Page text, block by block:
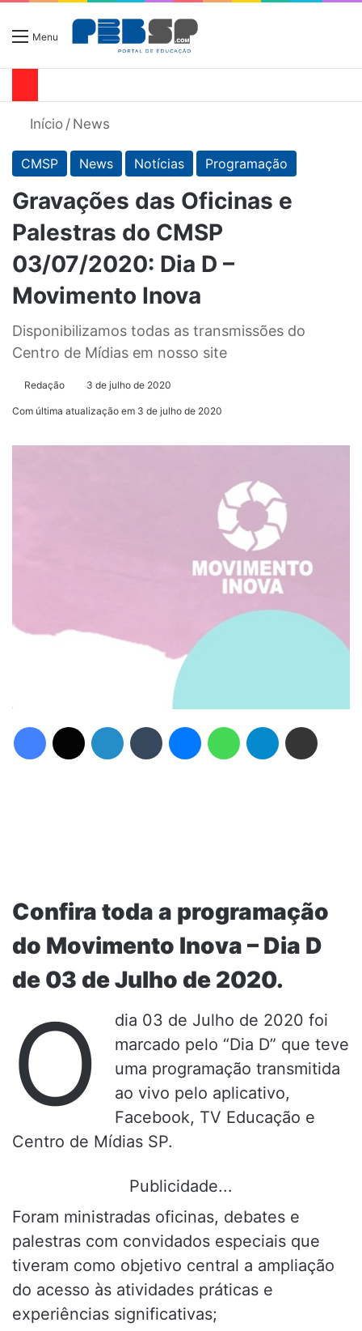
Menu
Início / News
CMSP News Notícias Programação
Gravações das Oficinas e
Palestras do CMSP
03/07/2020: Dia D –
Movimento Inova
Disponibilizamos todas as transmissões do
Centro de Mídias em nosso site
Redação 3 de julho de 2020
Com última atualização em 3 de julho de 2020
Confira toda a programação
do Movimento Inova – Dia D
de 03 de Julho de 2020.
O
dia 03 de Julho de 2020 foi
marcado pelo “Dia D” que teve
uma programação transmitida
ao vivo pelo aplicativo,
Facebook, TV Educação e
Centro de Mídias SP.
Publicidade...
Foram ministradas oficinas, debates e
palestras com convidados especiais que
tiveram como objetivo central a ampliação
do acesso às atividades práticas e
experiências significativas;